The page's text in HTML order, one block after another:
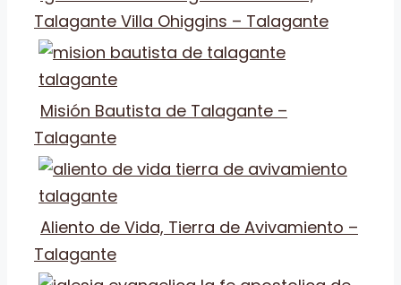
Talagante Villa Ohiggins – Talagante
Misión Bautista de Talagante –
Talagante
Aliento de Vida, Tierra de Avivamiento –
Talagante